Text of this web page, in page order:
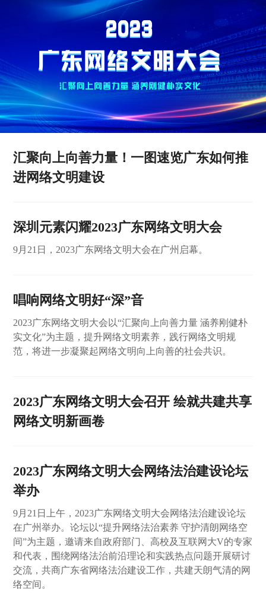
汇聚向上向善力量！一图速览广东如何推
进网络文明建设
深圳元素闪耀2023广东网络文明大会
9月21日，2023广东网络文明大会在广州启幕。
唱响网络文明好“深”音
2023广东网络文明大会以“汇聚向上向善力量 涵养刚健朴
实文化”为主题，提升网络文明素养，践行网络文明规
范，将进一步凝聚起网络文明向上向善的社会共识。
2023广东网络文明大会召开 绘就共建共享
网络文明新画卷
2023广东网络文明大会网络法治建设论坛
举办
9月21日上午，2023广东网络文明大会网络法治建设论坛
在广州举办。论坛以“提升网络法治素养 守护清朗网络空
间”为主题，邀请来自政府部门、高校及互联网大V的专家
和代表，围绕网络法治前沿理论和实践热点问题开展研讨
交流，共商广东省网络法治建设工作，共建天朗气清的网
络空间。